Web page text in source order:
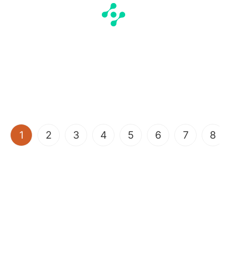
1 (current)
2 3 4 5 6 7 8